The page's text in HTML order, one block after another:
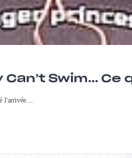
Can’t Swim…
l'arrivée…